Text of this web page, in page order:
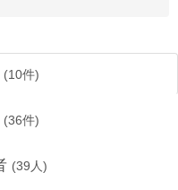
(10件)
(36件)
(39 人)